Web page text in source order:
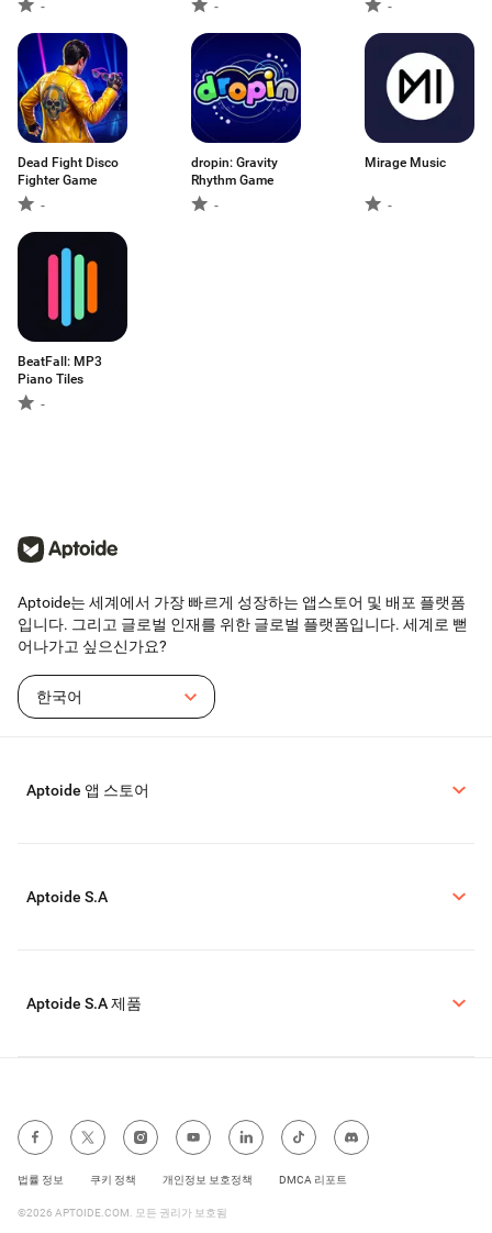
-
-
-
Dead Fight Disco
Fighter Game
-
dropin: Gravity
Rhythm Game
-
Mirage Music
-
BeatFall: MP3
Piano Tiles
-
Aptoide는 세계에서 가장 빠르게 성장하는 앱스토어 및 배포 플랫폼
입니다. 그리고 글로벌 인재를 위한 글로벌 플랫폼입니다. 세계로 뻗
어나가고 싶으신가요?
한국어
Aptoide 앱 스토어
Aptoide S.A
Aptoide S.A 제품
법률 정보 쿠키 정책 개인정보 보호정책 DMCA 리포트
©2026 APTOIDE.COM. 모든 권리가 보호됨